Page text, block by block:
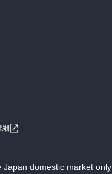
細
domestic market only